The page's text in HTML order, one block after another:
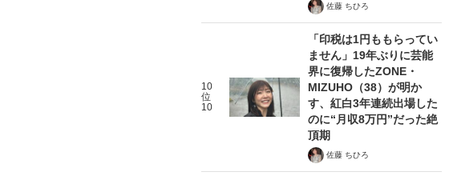
佐藤 ちひろ
10
位
10
「印税は1円ももらってい
ません」19年ぶりに芸能
界に復帰したZONE・
MIZUHO（38）が明か
す、紅白3年連続出場した
のに“月収8万円”だった絶
頂期
佐藤 ちひろ